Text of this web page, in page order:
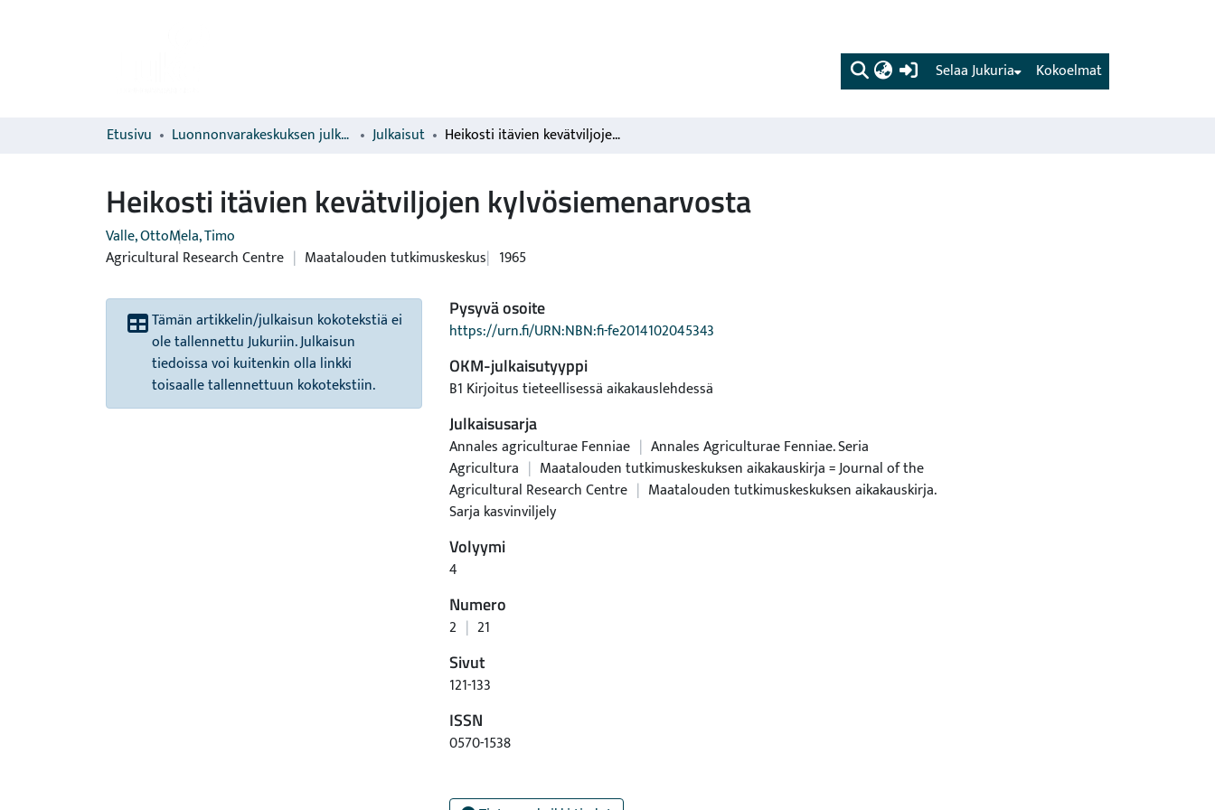
(current) Kokoelmat
Selaa Jukuria
Etusivu Luonnonvarakeskuksen julkaisut Julkaisut Heikosti itävien kevätviljojen kylvösiemenarvosta
Heikosti itävien kevätviljojen kylvösiemenarvosta
Valle, OttoMela, Timo
Agricultural Research Centre | Maatalouden tutkimuskeskus 1965
Tämän artikkelin/julkaisun kokotekstiä ei
ole tallennettu Jukuriin. Julkaisun
tiedoissa voi kuitenkin olla linkki
toisaalle tallennettuun kokotekstiin.
Pysyvä osoite
https://urn.fi/URN:NBN:fi-fe2014102045343
OKM-julkaisutyyppi
B1 Kirjoitus tieteellisessä aikakauslehdessä
Julkaisusarja
Annales agriculturae Fenniae | Annales Agriculturae Fenniae. Seria
Agricultura | Maatalouden tutkimuskeskuksen aikakauskirja = Journal of the
Agricultural Research Centre | Maatalouden tutkimuskeskuksen aikakauskirja.
Sarja kasvinviljely
Volyymi
4
Numero
2 | 21
Sivut
121-133
ISSN
0570-1538